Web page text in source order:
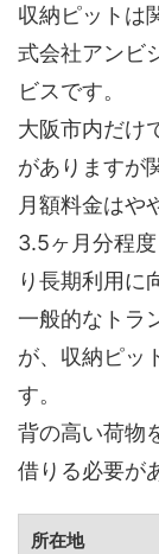
収納ピットは
式会社アンビ
ビスです。
大阪市内だけ
がありますが
月額料金はや
3.5ヶ月分程
り長期利用に
一般的なトラ
が、収納ピッ
す。
背の高い荷物
借りる必要が
所在地